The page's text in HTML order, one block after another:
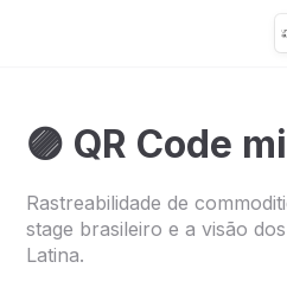
🟣 QR Code
Rastreabilidade de
stage brasileiro e a visão
Latina.